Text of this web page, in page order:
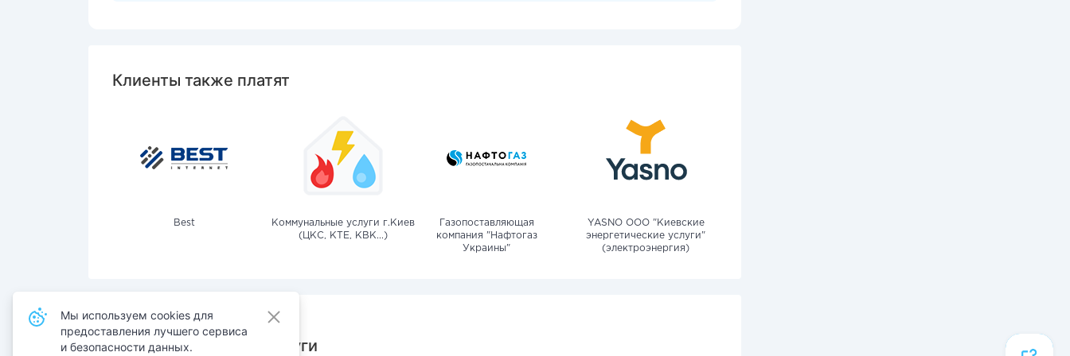
Клиенты также платят
Best
Коммунальные услуги г.Киев
(ЦКС, КТЕ, КВК...)
Газопоставляющая
компания "Нафтогаз
Украины"
YASNO OOO "Киевские
энергетические услуги"
(электроэнергия)
Также оплачивают услуги
Мы используем cookies для
предоставления лучшего сервиса
и безопасности данных.